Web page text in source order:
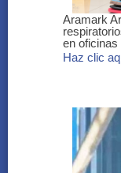
Aramark
en oficinas
Haz clic